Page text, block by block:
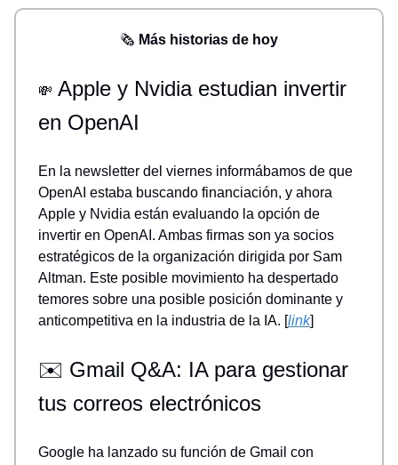
🗞️ Más historias de hoy
💸 Apple y Nvidia estudian invertir
en OpenAI
En la newsletter del viernes informábamos de que
OpenAI estaba buscando financiación, y ahora
Apple y Nvidia están evaluando la opción de
invertir en OpenAI. Ambas firmas son ya socios
estratégicos de la organización dirigida por Sam
Altman. Este posible movimiento ha despertado
temores sobre una posible posición dominante y
anticompetitiva en la industria de la IA. [link]
✉️ Gmail Q&A: IA para gestionar
tus correos electrónicos
Google ha lanzado su función de Gmail con